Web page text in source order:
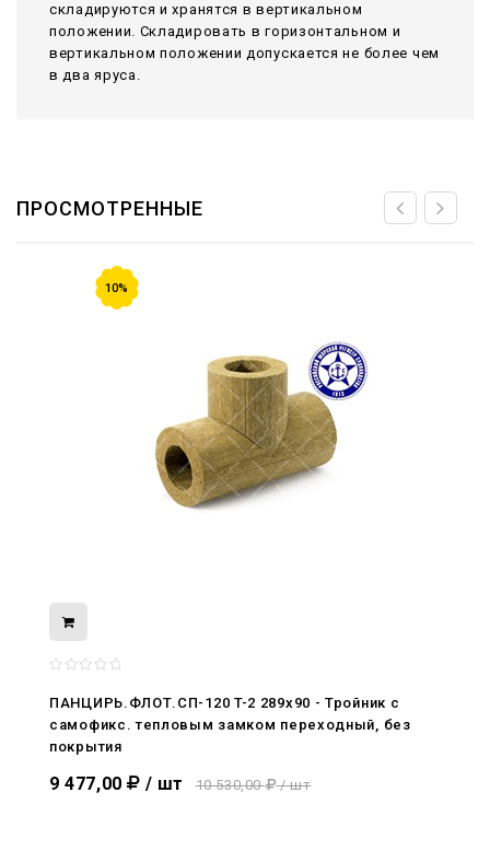
складируются и хранятся в вертикальном
положении. Складировать в горизонтальном и
вертикальном положении допускается не более чем
в два яруса.
ПРОСМОТРЕННЫЕ
10%
ПАНЦИРЬ.ФЛОТ.СП-120 T-2 289x90 - Тройник c
самофикс. тепловым замком переходный, без
покрытия
9 477,00 / шт 10 530,00 / шт
нами